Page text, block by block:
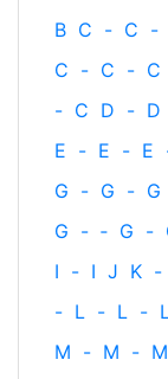
B C - C -
C - C - C
- C D - D
E - E - E
G - G - G
G - ‐ G -
I - I J K -
- L - L -
M - M - M